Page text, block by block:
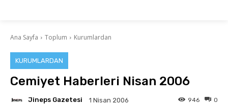
Ana Sayfa Toplum Kurumlardan
KURUMLARDAN
Cemiyet Haberleri Nisan 2006
Jineps Gazetesi 1 Nisan 2006 0
946